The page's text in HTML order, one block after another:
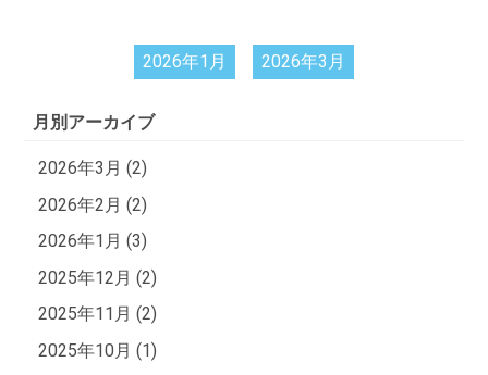
2026年1月 2026年3月
月別アーカイブ
2026年3月 (2)
2026年2月 (2)
2026年1月 (3)
2025年12月 (2)
2025年11月 (2)
2025年10月 (1)